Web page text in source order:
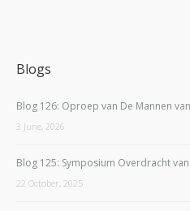
Blogs
Blog 126: Oproep van De Mannen
3 June, 2026
Blog 125: Symposium Overdracht
22 October, 2025